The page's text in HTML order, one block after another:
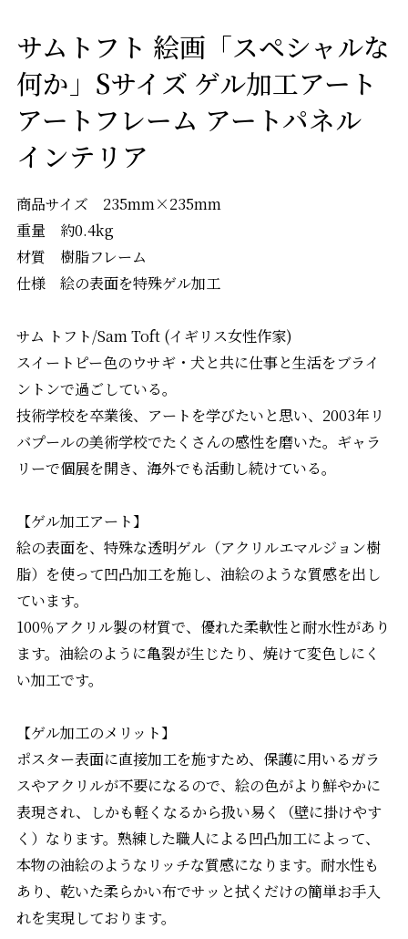
サムトフト 絵画「スペシャルな
何か」Sサイズ ゲル加工アート
アートフレーム アートパネル
インテリア
商品サイズ 235mm×235mm
重量 約0.4kg
材質 樹脂フレーム
仕様 絵の表面を特殊ゲル加工
サム トフト/Sam Toft (イギリス女性作家)
スイートピー色のウサギ・犬と共に仕事と生活をブライ
ントンで過ごしている。
技術学校を卒業後、アートを学びたいと思い、2003年リ
バプールの美術学校でたくさんの感性を磨いた。ギャラ
リーで個展を開き、海外でも活動し続けている。
【ゲル加工アート】
絵の表面を、特殊な透明ゲル（アクリルエマルジョン樹
脂）を使って凹凸加工を施し、油絵のような質感を出し
ています。
100％アクリル製の材質で、優れた柔軟性と耐水性があり
ます。油絵のように亀裂が生じたり、焼けて変色しにく
い加工です。
【ゲル加工のメリット】
ポスター表面に直接加工を施すため、保護に用いるガラ
スやアクリルが不要になるので、絵の色がより鮮やかに
表現され、しかも軽くなるから扱い易く（壁に掛けやす
く）なります。熟練した職人による凹凸加工によって、
本物の油絵のようなリッチな質感になります。耐水性も
あり、乾いた柔らかい布でサッと拭くだけの簡単お手入
れを実現しております。